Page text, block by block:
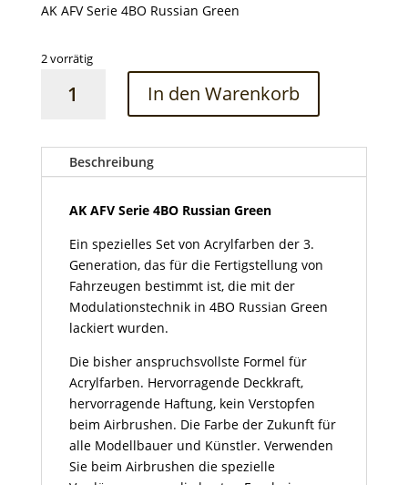
AK AFV Serie 4BO Russian Green
2 vorrätig
Russian
Green
Menge
In den Warenkorb
Beschreibung
AK AFV Serie 4BO Russian Green
Ein spezielles Set von Acrylfarben der 3.
Generation, das für die Fertigstellung von
Fahrzeugen bestimmt ist, die mit der
Modulationstechnik in 4BO Russian Green
lackiert wurden.
Die bisher anspruchsvollste Formel für
Acrylfarben. Hervorragende Deckkraft,
hervorragende Haftung, kein Verstopfen
beim Airbrushen. Die Farbe der Zukunft für
alle Modellbauer und Künstler. Verwenden
Sie beim Airbrushen die spezielle